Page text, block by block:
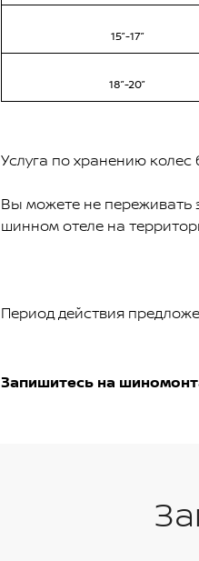
15”-17”
18”-20”
Услуга по хранению
Вы можете не переживать
шинном отеле на
Период действия
Запишитесь на